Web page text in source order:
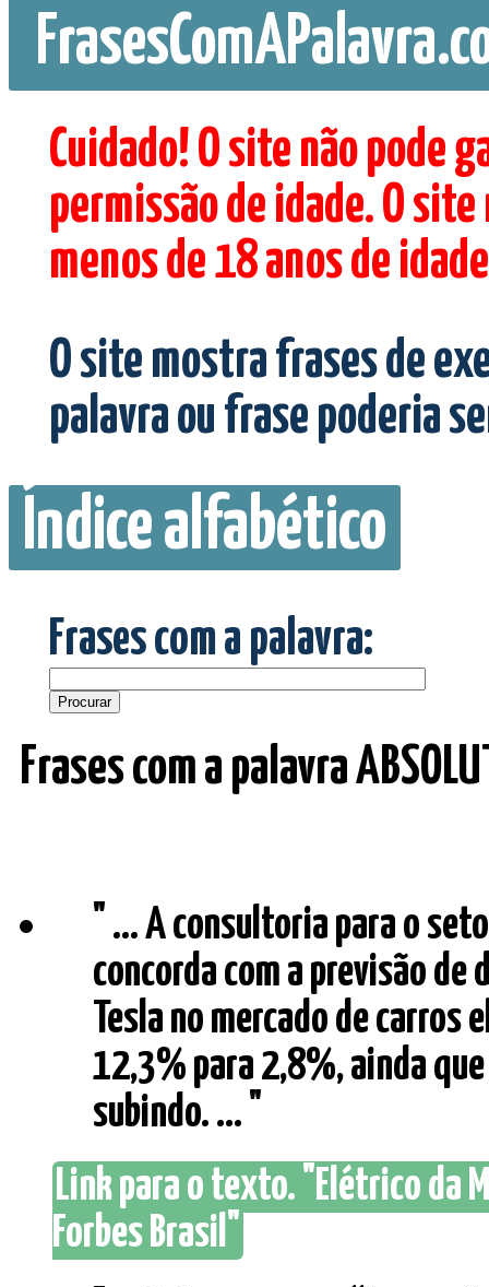
Cuidado! O site não pode
permissão de idade. O
menos de 18 anos de
O site mostra frases de
palavra ou frase poderia
Índice alfabético
Frases com a palavra:
Frases com a palavra
" ... A consultoria para o
concorda com a previsão
Tesla no mercado de
12,3% para 2,8%, ainda
subindo. ... "
Link para o texto. "Elétrico da
Forbes Brasil"